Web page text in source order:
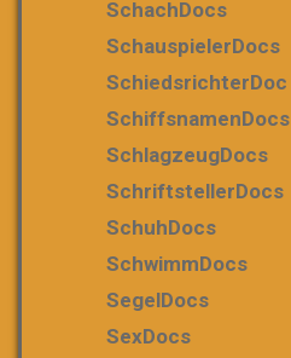
SchachDocs
SchauspielerDocs
SchiedsrichterDoc
SchiffsnamenDocs
SchlagzeugDocs
SchriftstellerDocs
SchuhDocs
SchwimmDocs
SegelDocs
SexDocs